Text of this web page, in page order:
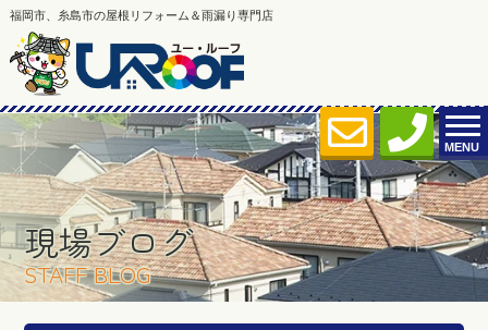
福岡市、糸島市の屋根リフォーム＆雨漏り専門店
MENU
現場ブログ
STAFF BLOG